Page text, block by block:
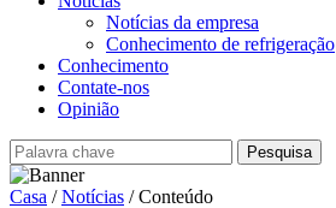
Notícias da empresa
Conhecimento de refrigeração
Conhecimento
Contate-nos
Opinião
Casa /Notícias / Conteúdo